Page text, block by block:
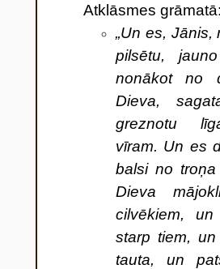
Atklāsmes grāmatā:
„Un es, Jānis,
pilsētu,
nonākot no
Dieva,
greznotu
vīram. Un es
balsi no
Dieva
cilvēkiem,
starp tiem,
tauta, un